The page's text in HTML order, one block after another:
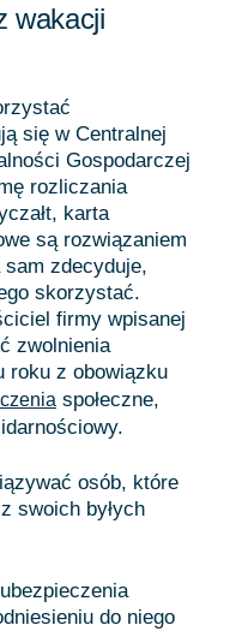
wakacji
się w Centralnej
Gospodarczej
rozliczania
karta
są rozwiązaniem
zdecyduje,
skorzystać.
firmy wpisanej
zwolnienia
roku z obowiązku
społeczne,
osób, które
swoich byłych
do niego